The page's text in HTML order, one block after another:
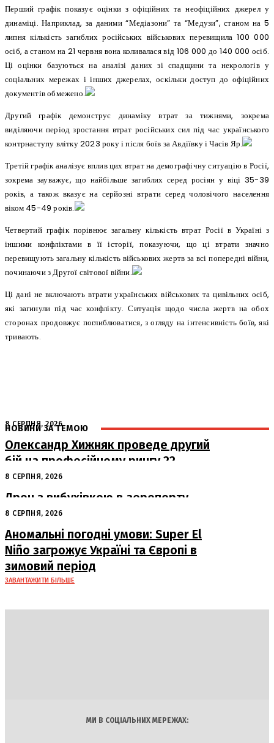
Перший графік показує оцінки з офіційних та неофіційних джерел у
динаміці. Наприклад, за даними “Медіазони” та “Медузи”, станом на 5
липня кількість загиблих російських військових перевищила 100 000
осіб, а станом на 21 червня вона коливалася від 106 000 до 140 000 осіб.
Ці оцінки базуються на аналізі даних зі спадщини та некрологів у
соціальних мережах і інших джерелах, оскільки доступ до офіційних
документів обмежено.
Другий графік демонструє динаміку втрат за тижнями, зокрема
виділяючи період зростання втрат російських сил під час українського
контрнаступу влітку 2023 року і після боїв за Авдіївку і Часів Яр.
Третій графік аналізує вплив цих втрат на демографічну ситуацію в Росії,
зокрема зауважує, що найбільше загиблих серед росіян у віці 35-39
років, а також вказує на серйозні втрати серед чоловічого населення
віком 45-49 років.
Четвертий графік порівнює загальну кількість втрат Росії в Україні з
іншими конфліктами в її історії, показуючи, що ці втрати значно
перевищують загальну кількість військових жертв за всі попередні війни,
починаючи з Другої світової війни.
Ці дані не включають втрати українських військових та цивільних осіб,
які загинули під час конфлікту. Ситуація щодо числа жертв на обох
сторонах продовжує поглиблюватися, з огляду на інтенсивність боїв, які
тривають.
НОВИНИ ЗА ТЕМОЮ
8 СЕРПНЯ, 2026
Олександр Хижняк проведе другий
бій на професійному рингу 22
серпня у Львові
8 СЕРПНЯ, 2026
Дрон з вибухівкою в аеропорту
Лейпцига: США підозрюють Росію
8 СЕРПНЯ, 2026
Аномальні погодні умови: Super El
Niño загрожує Україні та Європі в
зимовий період
ЗАВАНТАЖИТИ БІЛЬШЕ
МИ В СОЦІАЛЬНИХ МЕРЕЖАХ: